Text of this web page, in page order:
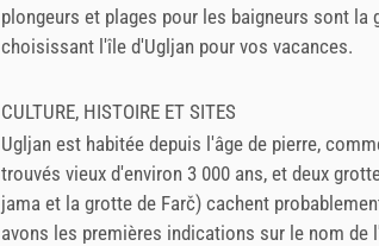
plongeurs et plages pour les baigneurs sont la
choisissant l'île d'Ugljan pour vos vacances.
CULTURE, HISTOIRE ET SITES
Ugljan est habitée depuis l'âge de pierre,
trouvés vieux d'environ 3 000 ans, et deux
jama et la grotte de Farč) cachent
avons les premières indications sur le nom de